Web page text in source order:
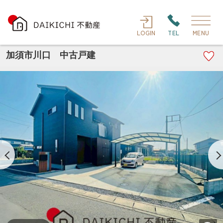
LOGIN TEL MENU
加須市川口 中古戸建